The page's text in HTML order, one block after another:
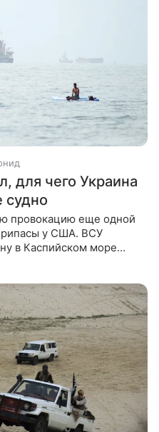
для чего Украина
судно
провокацию еще одной
у США. ВСУ
в Каспийском море